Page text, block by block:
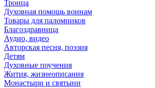
Троица
Духовная помощь воинам
Товары для паломников
Благоздравница
Аудио, видео
Авторская песня, поэзия
Детям
Духовные поучения
Жития, жизнеописания
Монастыри и святыни